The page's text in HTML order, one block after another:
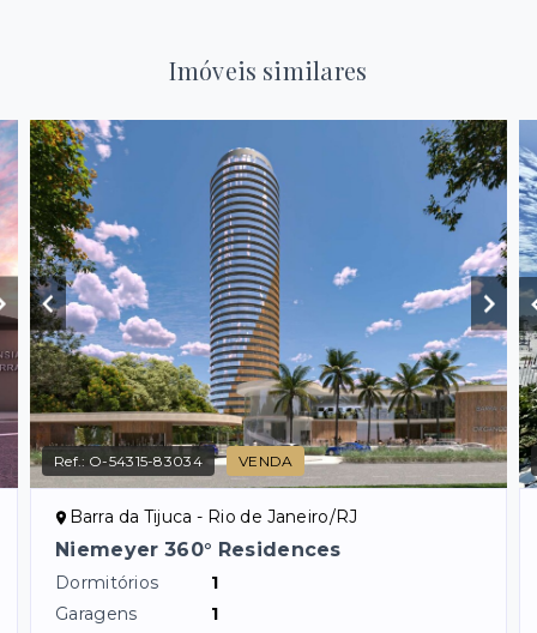
Imóveis similares
Ref.: O-54315-83034 VENDA
Barra da Tijuca - Rio de Janeiro/RJ
Niemeyer 360° Residences
Dormitórios
1
Garagens
1